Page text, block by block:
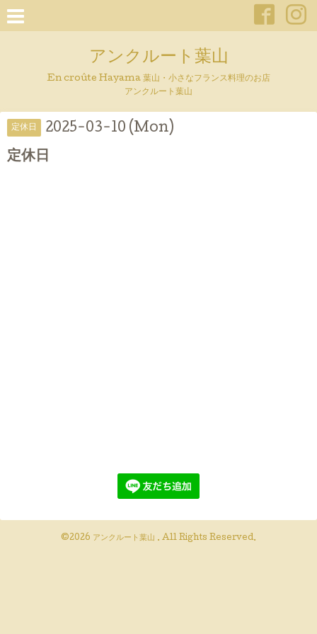
アンクルート葉山
En croûte Hayama 葉山・小さなフランス料理のお店
アンクルート葉山
定休日 2025-03-10 (Mon)
定休日
©2026 アンクルート葉山 . All Rights Reserved.